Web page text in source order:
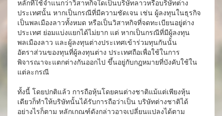
หลักที่ใช้จำแนกว่าวิสาหกิจใดเป็นบริษัทลาวหรือบริษัทต่าง
ประเทศนั้น หากเป็นกรณีที่มีความชัดเจน เช่น ผู้ลงทุนในธุรกิจ
เป็นพลเมืองลาวทั้งหมด หรือเป็นวิสาหกิจที่จดทะเบียนอยู่ต่าง
ประเทศ ย่อมแบ่งแยกได้ไม่ยาก แต่ หากเป็นกรณีที่มีผู้ลงทุน
พลเมืองลาว และผู้ลงทุนต่างประเทศเข้าร่วมทุนกันนั้น
อัตราส่วนของทุนที่ผู้ลงทุนต่าง ประเทศถือเพื่อใช้ในการ
พิจารณาจะแตกต่างกันออกไป ขึ้นอยู่กับกฎหมายที่บังคับใช้ใน
แต่ละกรณี
ทั้งนี้ โดยปกติแล้ว การถือหุ้นโดยคนต่างชาติแม้แต่เพียงหุ้น
เดียวก็ทำให้บริษัทนั้นได้รับการถือว่าเป็น บริษัทต่างชาติได้
อย่างไรก็ตาม หลักเกณฑ์ดังกล่าวอาจเปลี่ยนแปลงได้ตาม